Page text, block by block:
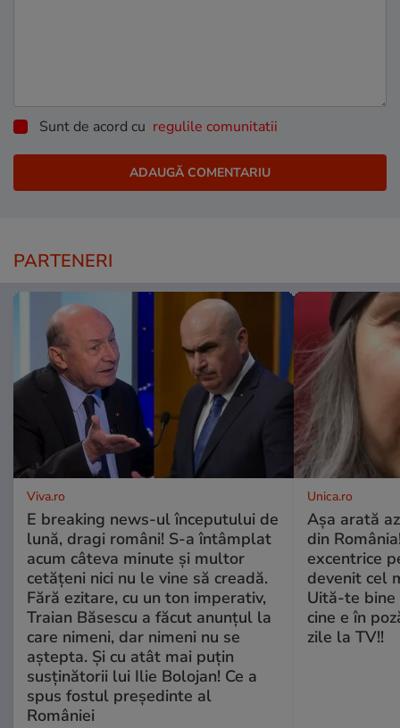
Sunt de acord cu regulile comunitatii
PARTENERI
Viva.ro
E breaking news-ul începutului de
lună, dragi români! S-a întâmplat
acum câteva minute și multor
cetățeni nici nu le vine să creadă.
Fără ezitare, cu un ton imperativ,
Traian Băsescu a făcut anunțul la
care nimeni, dar nimeni nu se
aștepta. Și cu atât mai puțin
susținătorii lui Ilie Bolojan! Ce a
spus fostul președinte al
României
Unica.ro
Așa arată
din
excentrice
devenit cel
Uită-te bine
cine e în
zile la TV!!